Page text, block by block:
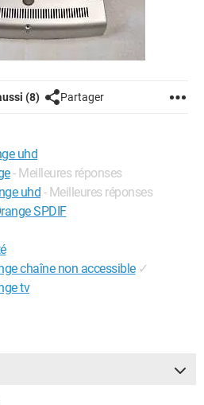
(8) Partager
uhd
- Meilleures réponses
uhd - Meilleures réponses
SPDIF
chaîne non accessible ✓
tv